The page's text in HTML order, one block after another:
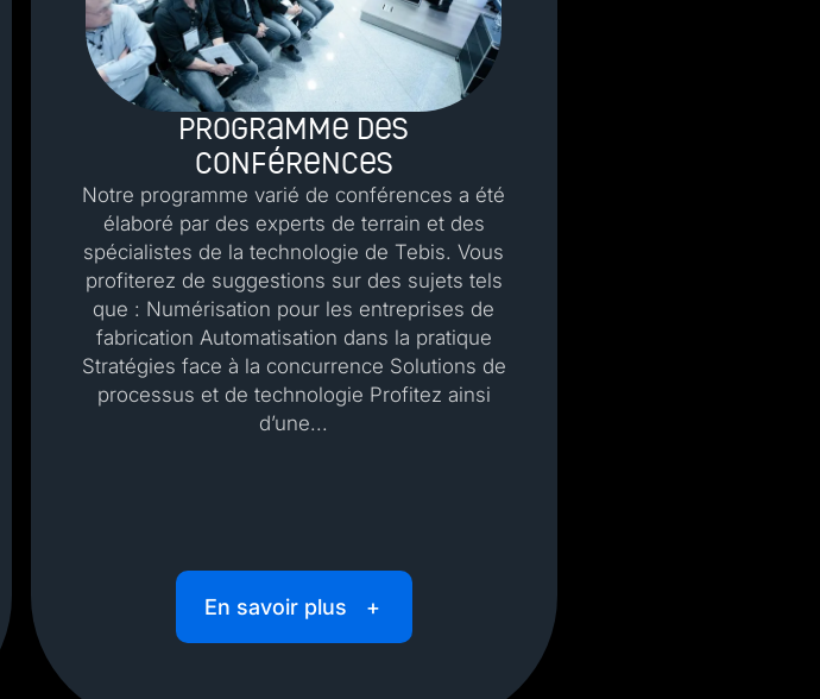
Programme des
conférences
Notre programme varié de conférences a été
élaboré par des experts de terrain et des
spécialistes de la technologie de Tebis. Vous
profiterez de suggestions sur des sujets tels
que : Numérisation pour les entreprises de
fabrication Automatisation dans la pratique
Stratégies face à la concurrence Solutions de
processus et de technologie Profitez ainsi
d’une...
En savoir plus